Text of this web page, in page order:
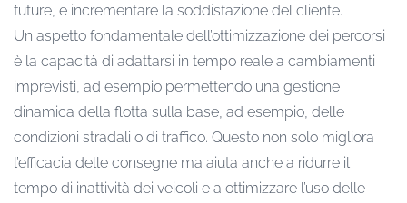
future, e incrementare la soddisfazione del cliente.
Un aspetto fondamentale dell’ottimizzazione dei percorsi
è la capacità di adattarsi in tempo reale a cambiamenti
imprevisti, ad esempio permettendo una gestione
dinamica della flotta sulla base, ad esempio, delle
condizioni stradali o di traffico. Questo non solo migliora
l’efficacia delle consegne ma aiuta anche a ridurre il
tempo di inattività dei veicoli e a ottimizzare l’uso delle